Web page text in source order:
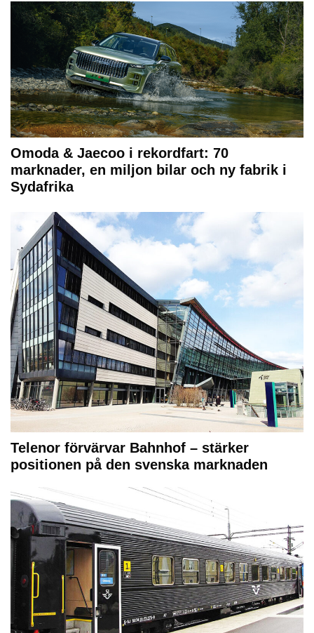
Omoda & Jaecoo i rekordfart: 70
marknader, en miljon bilar och ny fabrik i
Sydafrika
Telenor förvärvar Bahnhof – stärker
positionen på den svenska marknaden